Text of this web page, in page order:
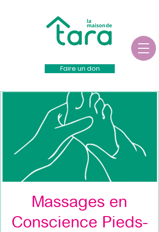
Faire un don
Massages en
Conscience Pieds-